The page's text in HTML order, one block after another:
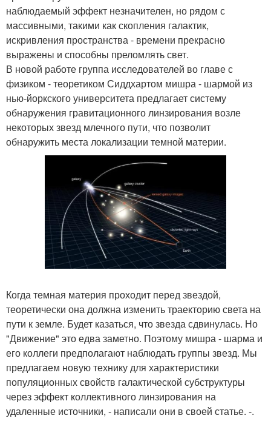
наблюдаемый эффект незначителен, но рядом с
массивными, такими как скопления галактик,
искривления пространства - времени прекрасно
выражены и способны преломлять свет.
В новой работе группа исследователей во главе с
физиком - теоретиком Сиддхартом мишра - шармой из
нью-йоркского университета предлагает систему
обнаружения гравитационного линзирования возле
некоторых звезд млечного пути, что позволит
обнаружить места локализации темной материи.
Когда темная материя проходит перед звездой,
теоретически она должна изменить траекторию света на
пути к земле. Будет казаться, что звезда сдвинулась. Но
"Движение" это едва заметно. Поэтому мишра - шарма и
его коллеги предполагают наблюдать группы звезд. Мы
предлагаем новую технику для характеристики
популяционных свойств галактической субструктуры
через эффект коллективного линзирования на
удаленные источники, - написали они в своей статье. -.